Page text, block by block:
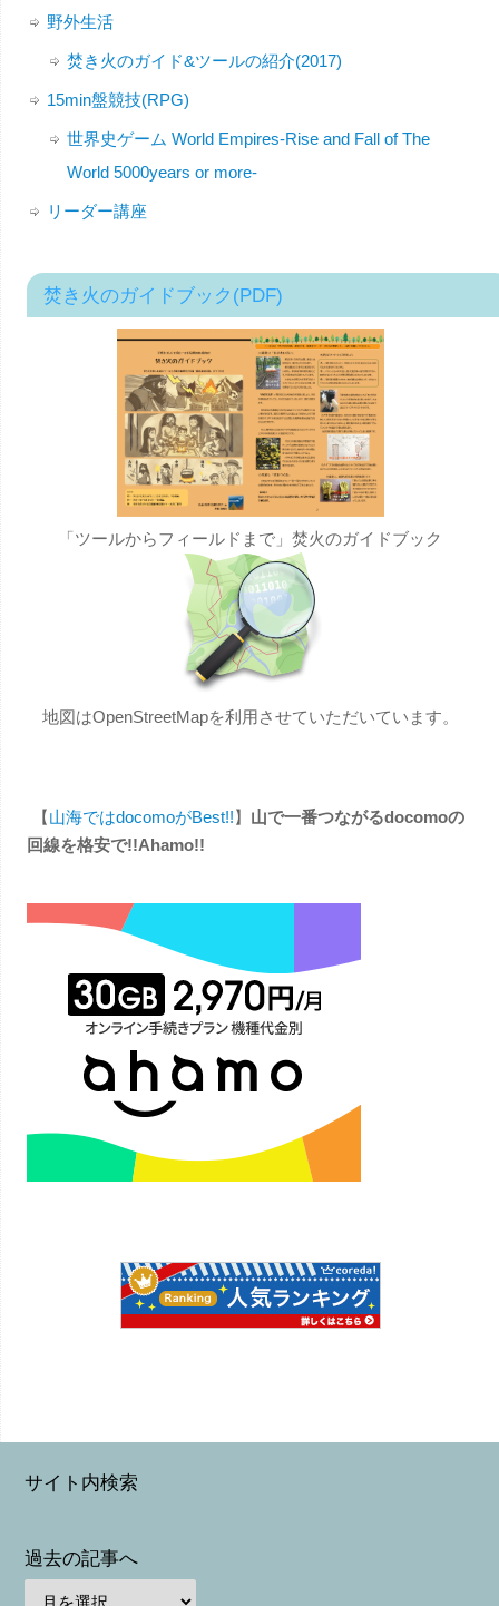
野外生活
焚き火のガイド&ツールの紹介(2017)
15min盤競技(RPG)
世界史ゲーム World Empires-Rise and Fall of The
World 5000years or more-
リーダー講座
焚き火のガイドブック(PDF)
「ツールからフィールドまで」焚火のガイドブック
地図はOpenStreetMapを利用させていただいています。
【山海ではdocomoがBest!!】 山で一番つながるdocomoの
回線を格安で!!Ahamo!!
サイト内検索
過去の記事へ